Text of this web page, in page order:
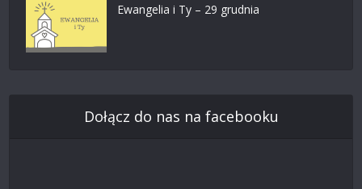
Ewangelia i Ty – 29 grudnia
Dołącz do nas na facebooku